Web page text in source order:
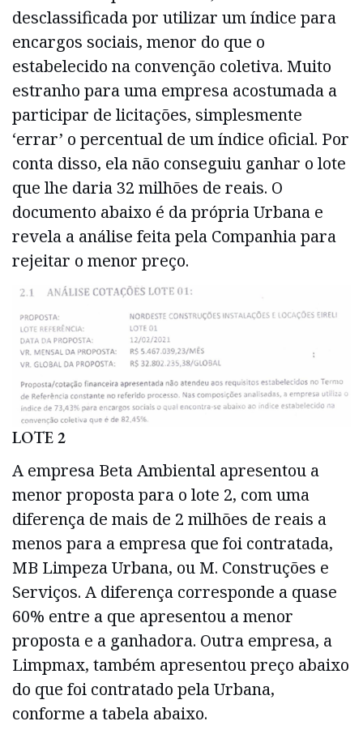
desclassificada por utilizar um índice para
encargos sociais, menor do que o
estabelecido na convenção coletiva. Muito
estranho para uma empresa acostumada a
participar de licitações, simplesmente
‘errar’ o percentual de um índice oficial. Por
conta disso, ela não conseguiu ganhar o lote
que lhe daria 32 milhões de reais. O
documento abaixo é da própria Urbana e
revela a análise feita pela Companhia para
rejeitar o menor preço.
LOTE 2
A empresa Beta Ambiental apresentou a
menor proposta para o lote 2, com uma
diferença de mais de 2 milhões de reais a
menos para a empresa que foi contratada,
MB Limpeza Urbana, ou M. Construções e
Serviços. A diferença corresponde a quase
60% entre a que apresentou a menor
proposta e a ganhadora. Outra empresa, a
Limpmax, também apresentou preço abaixo
do que foi contratado pela Urbana,
conforme a tabela abaixo.